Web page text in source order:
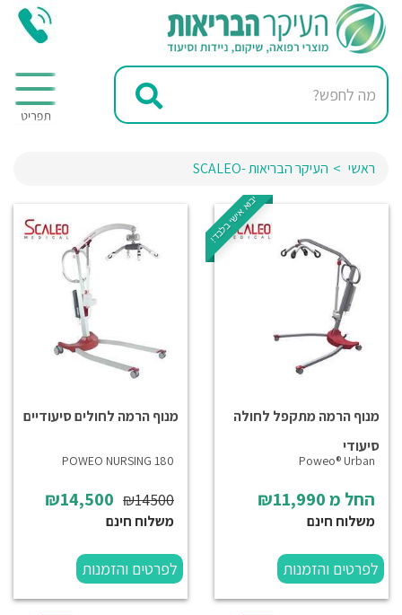
ראשי העיקר הבריאות -SCALEO
יבוא אישי בלבד!
מנוף הרמה מתקפל לחולה
סיעודי
Poweo® Urban
החל מ
משלוח חינם
לפרטים והזמנות
מנוף הרמה לחולים סיעודיים
180 POWEO NURSING
₪14,500 ₪14500
משלוח חינם
לפרטים והזמנות